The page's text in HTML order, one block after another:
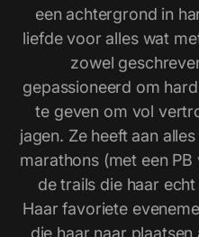
een achtergrond in
liefde voor alles wat
zowel
gepassioneerd om
te geven om vol
jagen. Ze heeft aan
marathons (met een PB
de trails die haar
Haar favoriete
die haar naar plaatsen